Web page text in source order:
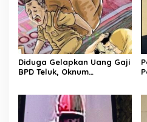
Diduga Gelapkan Uang Gaji
BPD Teluk, Oknum